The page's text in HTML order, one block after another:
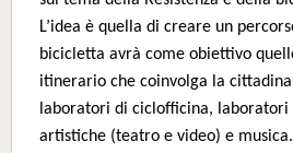
L’idea è quella di creare un
bicicletta avrà come obiettivo
itinerario che coinvolga la
laboratori di ciclofficina,
artistiche (teatro e video) e musica.